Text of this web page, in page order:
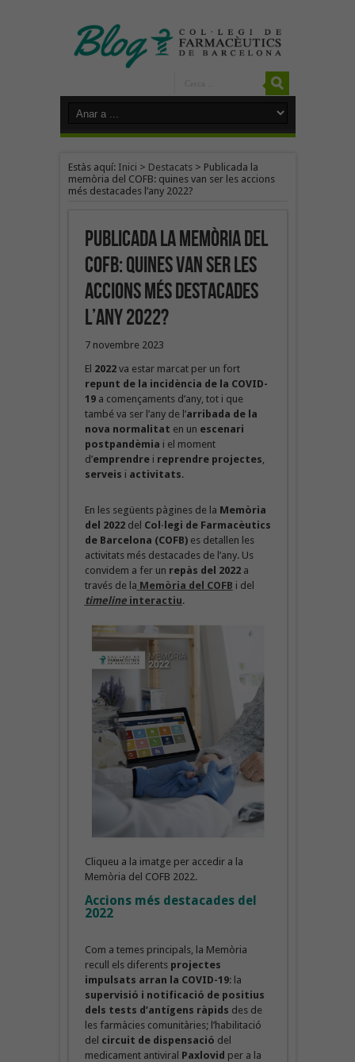
Estàs aquí: Inici > Destacats> Publicada la
memòria del COFB: quines van ser les accions
més destacades l’any 2022?
Publicada la memòria del
COFB: quines van ser les
accions més destacades
l’any 2022?
7 novembre 2023
El 2022 va estar marcat per un fort
repunt de la incidència de la COVID-
19 a començaments d’any, tot i que
també va ser l’any de l’arribada de la
nova normalitat en un escenari
postpandèmia i el moment
d’emprendrei reprendre projectes
serveis i activitats.
En les següents pàgines de la Memòria
del 2022del Col·legi de Farmacèutics
de Barcelona (COFB)es detallen les
activitats més destacades de l’any. Us
convidem a fer un repàs del 2022a
través de la Memòria del COFB i del
timeline interactiu.
Cliqueu a la imatge per accedir a la
Memòria del COFB 2022.
Accions més destacades del
2022
Com a temes principals, la Memòria
recull els diferents projectes
impulsats arran la COVID-19: la
supervisió i notificació de positius
dels tests d’antígens ràpids des de
les farmàcies comunitàries; l’habilitació
del circuit de dispensació del
medicament antiviral Paxlovid per a la